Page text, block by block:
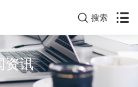
搜索
资讯